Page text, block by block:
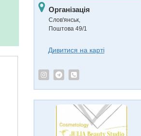
Організація
Слов'янськ,
Поштова 49/1
Дивитися на карті